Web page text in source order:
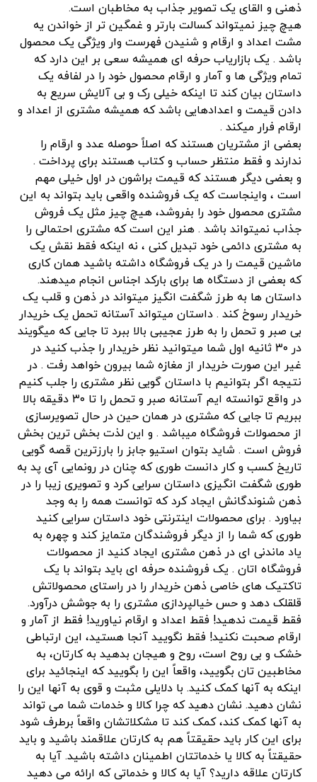
ذهنی و القای یک تصویر جذاب به مخاطبان است.
هیچ چیز نمیتواند کسالت بارتر و غمگین تر از خواندن یه
مشت اعداد و ارقام و شنیدن فهرست وار ویژگی یک محصول
باشد . یک بازاریاب حرفه ای همیشه سعی بر این دارد که
تمام ویژگی ها و آمار و ارقام محصول خود را در لفافه یک
داستان بیان کند تا اینکه خیلی رک و بی آلایش سریع به
دادن قیمت و اعدادهایی باشد که همیشه مشتری از اعداد و
ارقام فرار میکند .
بعضی از مشتریان هستند که اصلاً حوصله عدد و ارقام را
ندارند و فقط منتظر حساب و کتاب هستند برای پرداخت .
و بعضی دیگر هستند که قیمت براشون در اول خیلی مهم
است ، واینجاست که یک فروشنده واقعی باید بتواند به این
مشتری محصول خود را بفروشد، هیچ چیز مثل یک فروش
جذاب نمیتواند باشد . هنر این است که مشتری احتمالی را
به مشتری دائمی خود تبدیل کنی ، نه اینکه فقط نقش یک
ماشین قیمت را در یک فروشگاه داشته باشید همان کاری
که بعضی از دستگاه ها برای بارکد اجناس انجام میدهند.
داستان ها به طرز شگفت انگیز میتواند در ذهن و قلب یک
خریدار رسوخ کند . داستان میتواند آستانه تحمل یک خریدار
بی صبر و تحمل را به طرز عجیبی بالا ببرد تا جایی که میگویند
در ۳۰ ثانیه اول شما میتوانید نظر خریدار را جذب کنید در
غیر این صورت خریدار از مغازه شما بیرون خواهد رفت . در
نتیجه اگر بتوانیم با داستان گویی نظر مشتری را جلب کنیم
در واقع توانسته ایم آستانه صبر و تحمل را تا ۳۰ دقیقه بالا
ببریم تا جایی که مشتری در همان حین در حال تصویرسازی
از محصولات فروشگاه میباشد . و این لذت بخش ترین بخش
فروش است . شاید بتوان استیو جابز را بارزترین قصه گویی
تاریخ کسب و کار دانست طوری که چنان در رونمایی آی پد به
طوری شگفت انگیزی داستان سرایی کرد و تصویری زیبا را در
ذهن شنوندگانش ایجاد کرد که توانست همه را به وجد
بیاورد . برای محصولات اینترنتی خود داستان سرایی کنید
طوری که شما را از دیگر فروشندگان متمایز کند و چهره به
یاد ماندنی ای در ذهن مشتری ایجاد کنید از محصولات
فروشگاه اتان . یک فروشنده حرفه ای باید بتواند با یک
تاکتیک های خاصی ذهن خریدار را در راستای محصولاتش
قلقلک دهد و حس خیالپردازی مشتری را به جوشش درآورد.
فقط قیمت ندهید! فقط اعداد و ارقام نیاورید! فقط از آمار و
ارقام صحبت نکنید! فقط نگویید آنجا هستید، این ارتباطی
خشک و بی روح است، روح و هیجان بدهید به کارتان، به
مخاطبین تان بگویید، واقعاً این را بگویید که اینجائید برای
اینکه به آنها کمک کنید. با دلایلی مثبت و قوی به آنها این را
نشان دهید. نشان دهید که چرا کالا و خدمات شما می تواند
به آنها کمک کند، کمک کند تا مشکلاتشان واقعاً برطرف شود
برای این کار باید حقیقتاً هم به کارتان علاقمند باشید و باید
حقیقتاً به کالا یا خدماتتان اطمینان داشته باشید. آیا به
کارتان علاقه دارید؟ آیا به کالا و خدماتی که ارائه می دهید